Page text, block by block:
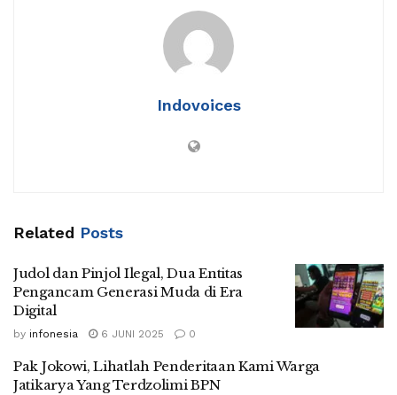
Indovoices
Related Posts
Judol dan Pinjol Ilegal, Dua Entitas
Pengancam Generasi Muda di Era
Digital
by infonesia 6 JUNI 2025 0
Pak Jokowi, Lihatlah Penderitaan Kami Warga
Jatikarya Yang Terdzolimi BPN